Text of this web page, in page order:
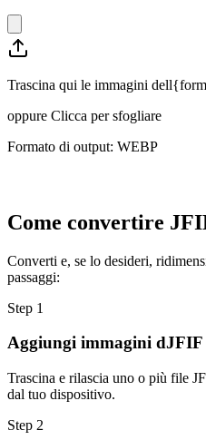
Trascina qui le immagini
oppure Clicca per sfogliare
Formato di output: WEBP
Come convertire
Converti e, se lo desideri,
passaggi:
Step 1
Aggiungi immagini dJFIF
Trascina e rilascia uno o più file
dal tuo dispositivo.
Step 2